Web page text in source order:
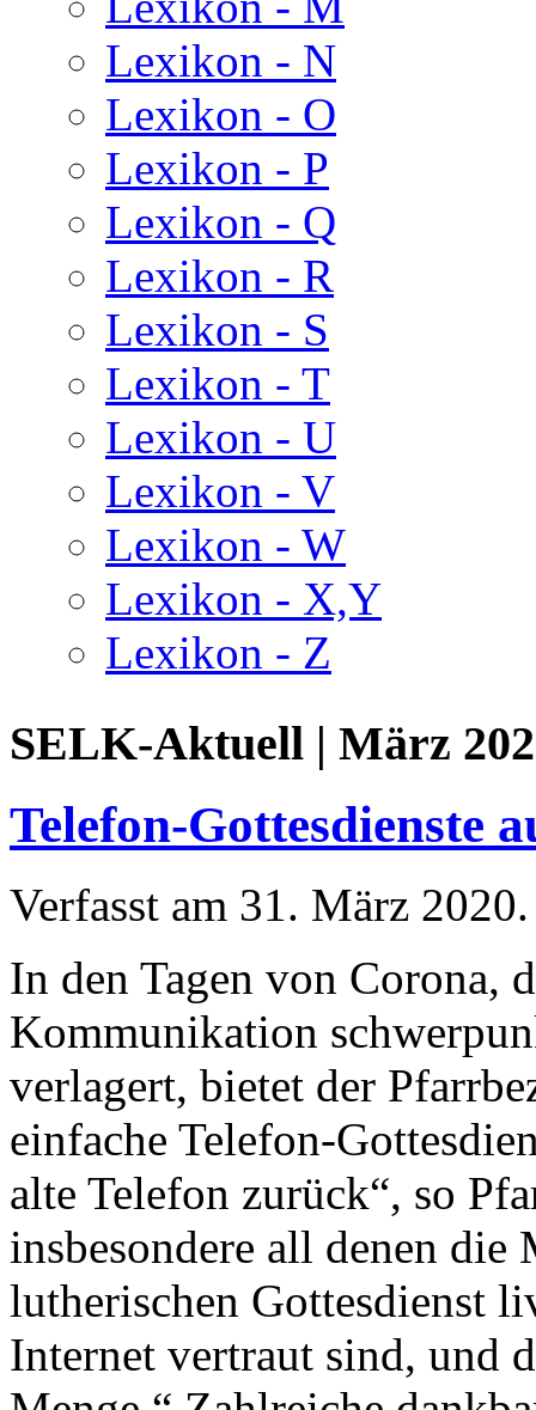
Lexikon - N
Lexikon - O
Lexikon - P
Lexikon - Q
Lexikon - R
Lexikon - S
Lexikon - T
Lexikon - U
Lexikon - V
Lexikon - W
Lexikon - X,Y
Lexikon - Z
SELK-Aktuell | März
Telefon-Gottesdienste
Verfasst am 31. März 2020.
In den Tagen von Corona,
Kommunikation
verlagert, bietet der
einfache Telefon-
alte Telefon zurück“, so
insbesondere all denen
lutherischen Gottesdienst
Internet vertraut sind, und